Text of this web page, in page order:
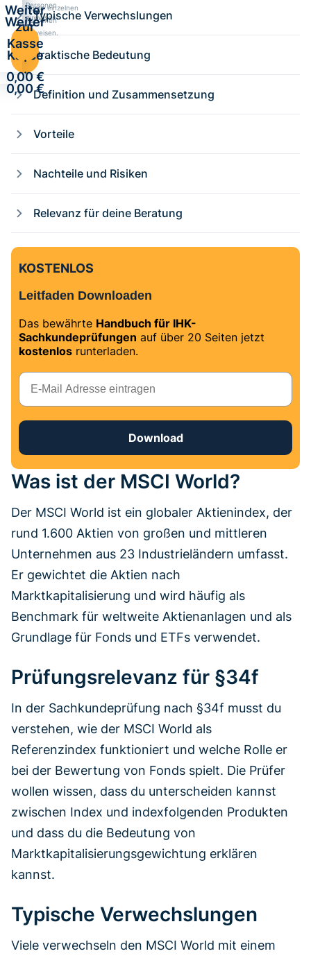
Personen
zuweisen.
Weiter
zur
Kasse
·
0,00 €
Kurse einzelnen
Personen
zuweisen.
Weiter
zur
Kasse
·
0,00 €
Typische Verwechslungen
Praktische Bedeutung
Definition und Zusammensetzung
Vorteile
Nachteile und Risiken
Relevanz für deine Beratung
KOSTENLOS
Leitfaden Downloaden
Das bewährte Handbuch für IHK-
Sachkundeprüfungen auf über 20 Seiten jetzt
kostenlos runterladen.
E-Mail
Download
Was ist der MSCI World?
Der MSCI World ist ein globaler Aktienindex, der
rund 1.600 Aktien von großen und mittleren
Unternehmen aus 23 Industrieländern umfasst.
Er gewichtet die Aktien nach
Marktkapitalisierung und wird häufig als
Benchmark für weltweite Aktienanlagen und als
Grundlage für Fonds und ETFs verwendet.
Prüfungsrelevanz für §34f
In der Sachkundeprüfung nach §34f musst du
verstehen, wie der MSCI World als
Referenzindex funktioniert und welche Rolle er
bei der Bewertung von Fonds spielt. Die Prüfer
wollen wissen, dass du unterscheiden kannst
zwischen Index und indexfolgenden Produkten
und dass du die Bedeutung von
Marktkapitalisierungsgewichtung erklären
kannst.
Typische Verwechslungen
Viele verwechseln den MSCI World mit einem